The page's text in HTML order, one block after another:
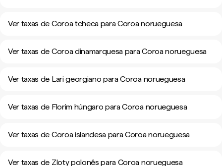
Ver taxas de Coroa tcheca para Coroa norueguesa
Ver taxas de Coroa dinamarquesa para Coroa norueguesa
Ver taxas de Lari georgiano para Coroa norueguesa
Ver taxas de Florim húngaro para Coroa norueguesa
Ver taxas de Coroa islandesa para Coroa norueguesa
Ver taxas de Zloty polonês para Coroa norueguesa